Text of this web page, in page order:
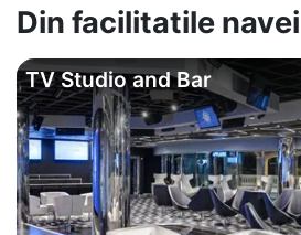
Din facilitatile navei
TV Studio and Bar